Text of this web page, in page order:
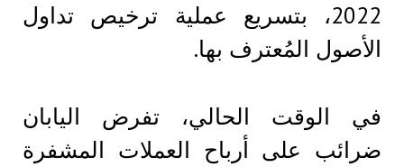
2022، بتسريع عملية ترخيص تداول
الأصول المُعترف بها.
في الوقت الحالي، تفرض اليابان
ضرائب على أرباح العملات المشفرة